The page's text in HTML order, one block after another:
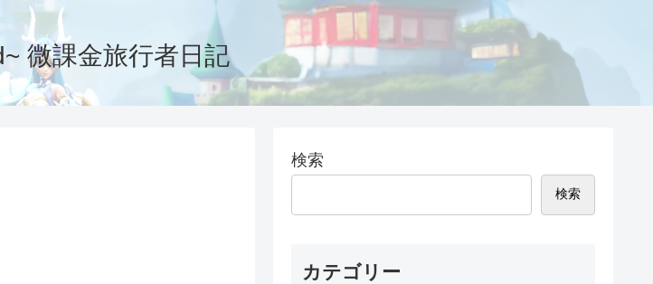
微課金旅行者日記
検索
検索
カテゴリー